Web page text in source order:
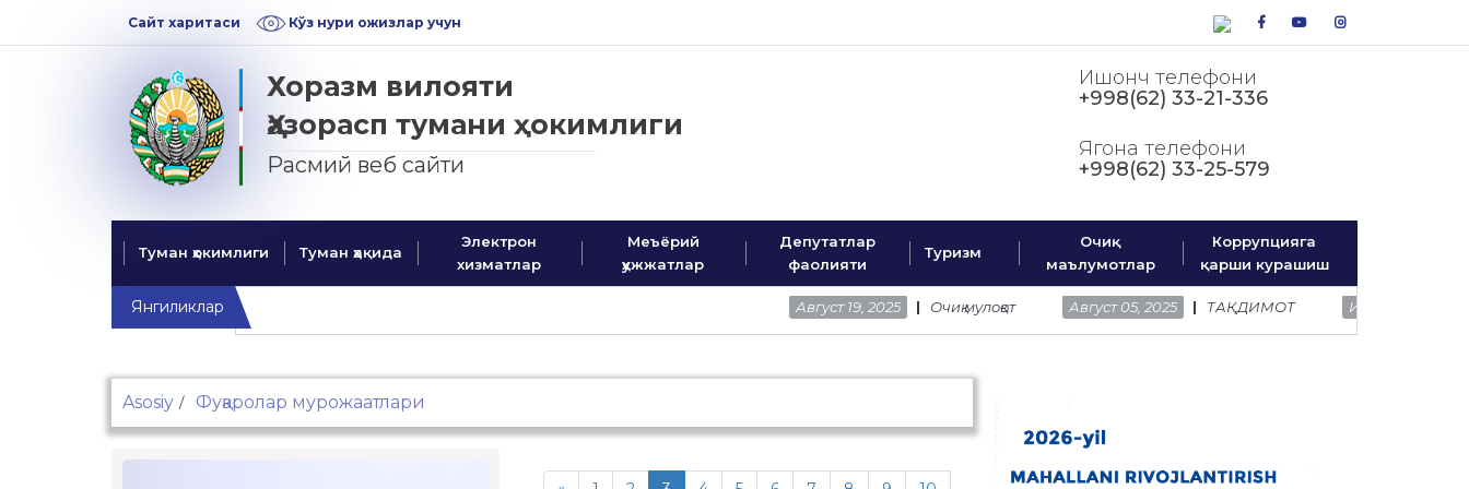
Сайт харитаси Кўз нури ожизлар учун facebookyoutubeinstagram
Хоразм вилояти
Ҳазорасп тумани ҳокимлиги
Расмий веб сайти
Ишонч телефони
+998(62) 33-21-336
Ягона телефони
+998(62) 33-25-579
Туман ҳокимлиги Туман ҳақида
Электрон
хизматлар
Меъёрий
ҳужжатлар
Депутатлар
фаолияти
Туризм
Очиқ
маълумотлар
Коррупцияга
қарши курашиш
Янгиликлар Август 19, 2025 Очиқ мулоқот Август 05, 2025 ТАҚДИМОТ Июль 25, 2025
Asosiy Фуқаролар мурожаатлари